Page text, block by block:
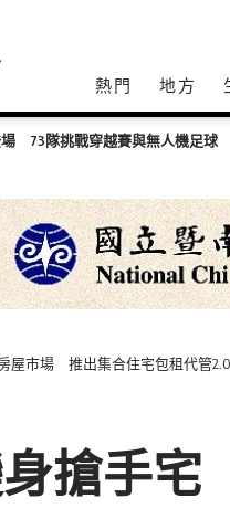
熱門 地方
屋市場 推出集合住宅包租代管2.0
身搶手